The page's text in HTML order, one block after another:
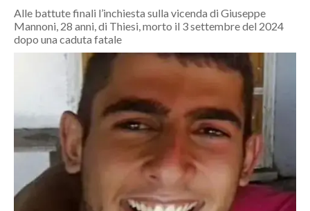
ITALIA
MONDO
ECONOMIA
SERVIZI ALLE IMPRESE
LAVORO
BANDI
Alle battute finali l’inchiesta sulla vicenda di Giuseppe
Mannoni, 28 anni, di Thiesi, morto il 3 settembre del 2024
dopo una caduta fatale